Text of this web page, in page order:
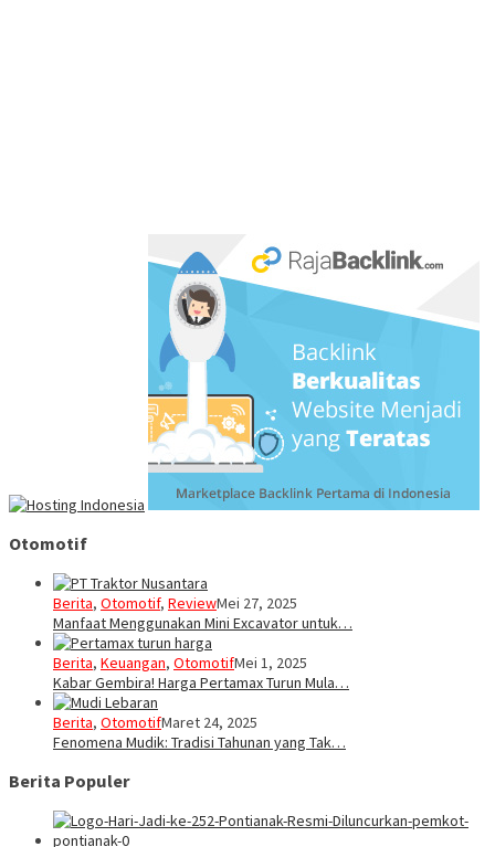
Otomotif
Berita, Otomotif, ReviewMei 27, 2025
Manfaat Menggunakan Mini Excavator untuk…
Berita, Keuangan, OtomotifMei 1, 2025
Kabar Gembira! Harga Pertamax Turun Mula…
Berita, OtomotifMaret 24, 2025
Fenomena Mudik: Tradisi Tahunan yang Tak…
Berita Populer